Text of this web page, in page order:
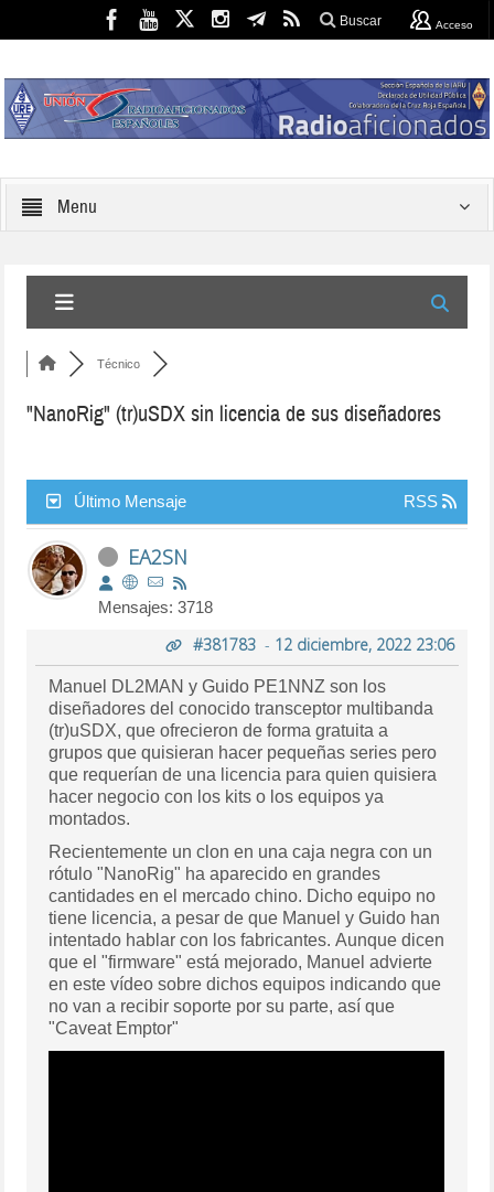
Buscar Acceso
Menu
Técnico
"NanoRig" (tr)uSDX sin licencia de sus diseñadores
Último Mensaje RSS
EA2SN
Mensajes: 3718
#381783- 12 diciembre, 2022 23:06
Manuel DL2MAN y Guido PE1NNZ son los
diseñadores del conocido transceptor multibanda
(tr)uSDX, que ofrecieron de forma gratuita a
grupos que quisieran hacer pequeñas series pero
que requerían de una licencia para quien quisiera
hacer negocio con los kits o los equipos ya
montados.
Recientemente un clon en una caja negra con un
rótulo "NanoRig" ha aparecido en grandes
cantidades en el mercado chino. Dicho equipo no
tiene licencia, a pesar de que Manuel y Guido han
intentado hablar con los fabricantes. Aunque dicen
que el "firmware" está mejorado, Manuel advierte
en este vídeo sobre dichos equipos indicando que
no van a recibir soporte por su parte, así que
"Caveat Emptor"